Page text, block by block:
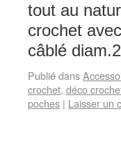
tout au
crochet
câblé
Publié dans
crochet, déco
poches | Laisser un